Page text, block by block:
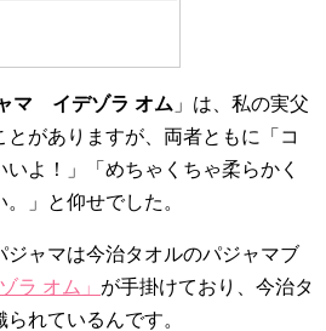
マ イデゾラ オム 」は、私の実父
とがありますが、両者ともに「コ
よ！」「めちゃくちゃ柔らかく
」と仰せでした。
ジャマは今治タオルのパジャマブ
ラ オム」 が手掛けており、今治タ
れているんです。